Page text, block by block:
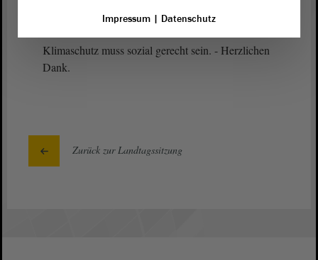
zentralen Baustein für gesellschaftliche Akzeptanz
Klimaschutz muss sozial gerecht sein. - Herzlichen
Dank.
Zurück zur Landtagssitzung
Impressum| Datenschutz